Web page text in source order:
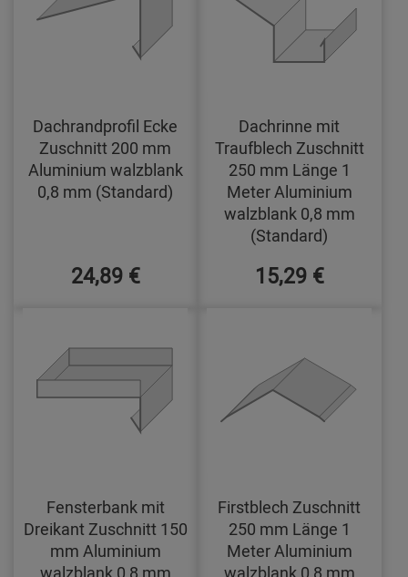
Dachrandprofil Ecke
Zuschnitt 200 mm
Aluminium walzblank
0,8 mm (Standard)
24,89 €
Dachrinne mit
Traufblech Zuschnitt
250 mm Länge 1
Meter Aluminium
walzblank 0,8 mm
(Standard)
15,29 €
Fensterbank mit
Dreikant Zuschnitt 150
mm Aluminium
Firstblech Zuschnitt
250 mm Länge 1
Meter Aluminium